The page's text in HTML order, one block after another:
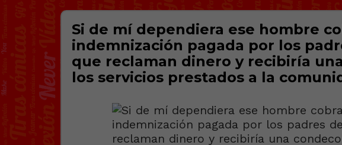
Si de mí dependiera ese hombre
indemnización pagada por los
que reclaman dinero y recibiría
los servicios prestados a la